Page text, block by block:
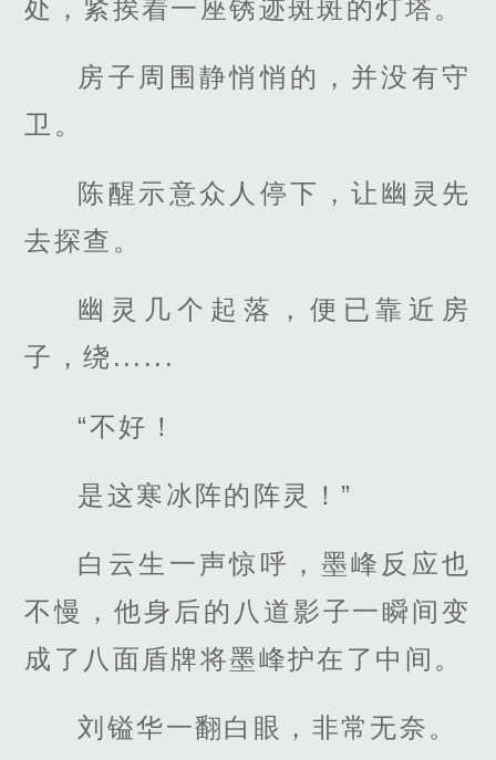
处，紧挨着一座锈迹斑斑的灯塔。
房子周围静悄悄的，并没有守
卫。
陈醒示意众人停下，让幽灵先
去探查。
幽灵几个起落，便已靠近房
子，绕......
“不好！
是这寒冰阵的阵灵！”
白云生一声惊呼，墨峰反应也
不慢，他身后的八道影子一瞬间变
成了八面盾牌将墨峰护在了中间。
刘镒华一翻白眼，非常无奈。